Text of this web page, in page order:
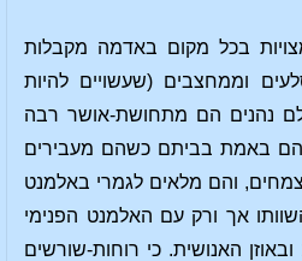
בכל מקום באדמה מקבלות
וממחצבים (שעשויים להיות
נהנים הם מתחושת-אושר רבה
באמת בביתם כשהם מעבירים
והם מלאים לגמרי באלמנט
אך ורק עם האלמנט הפנימי
האנושית. כי רוחות-שורשים